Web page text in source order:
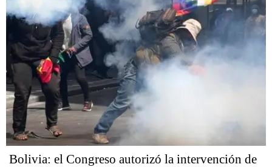
Bolivia: el Congreso autorizó la intervención de